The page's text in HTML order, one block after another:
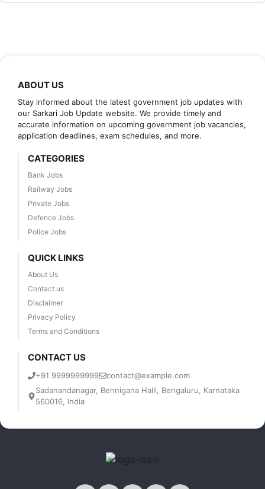
ABOUT US
Stay informed about the latest government job updates with
our Sarkari Job Update website. We provide timely and
accurate information on upcoming government job vacancies,
application deadlines, exam schedules, and more.
CATEGORIES
Bank Jobs
Railway Jobs
Private Jobs
Defence Jobs
Police Jobs
QUICK LINKS
About Us
Contact us
Disclaimer
Privacy Policy
Terms and Conditions
CONTACT US
+91 9999999999
contact@example.com
Sadanandanagar, Bennigana Halli, Bengaluru, Karnataka
560016, India